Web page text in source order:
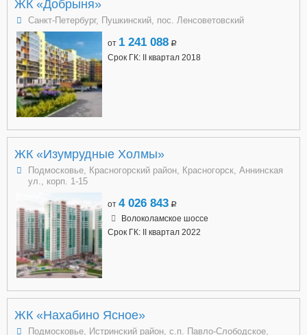
ЖК «Добрыня»
Санкт-Петербург, Пушкинский, пос. Ленсоветовский
от 1 241 088 a
Срок ГК: II квартал 2018
ЖК «Изумрудные Холмы»
Подмосковье, Красногорский район, Красногорск, Аннинская
ул., корп. 1-15
от 4 026 843 a
Волоколамское шоссе
Срок ГК: II квартал 2022
ЖК «Нахабино Ясное»
Подмосковье, Истринский район, с.п. Павло-Слободское,